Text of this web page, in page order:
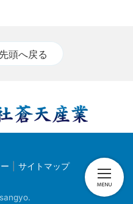
頭へ戻る
サイトマップ